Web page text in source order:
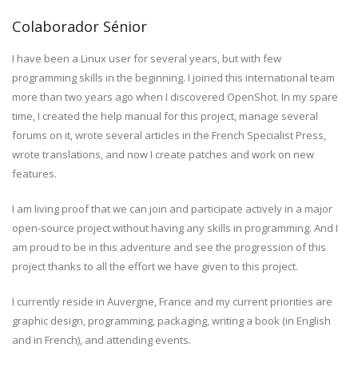
Colaborador Sénior
I have been a Linux user for several years, but with few
programming skills in the beginning. I joined this international team
more than two years ago when I discovered OpenShot. In my spare
time, I created the help manual for this project, manage several
forums on it, wrote several articles in the French Specialist Press,
wrote translations, and now I create patches and work on new
features.
I am living proof that we can join and participate actively in a major
open-source project without having any skills in programming. And I
am proud to be in this adventure and see the progression of this
project thanks to all the effort we have given to this project.
I currently reside in Auvergne, France and my current priorities are
graphic design, programming, packaging, writing a book (in English
and in French), and attending events.